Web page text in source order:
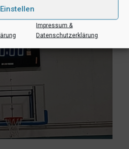
Einstellen
Impressum &
Datenschutzerklärung